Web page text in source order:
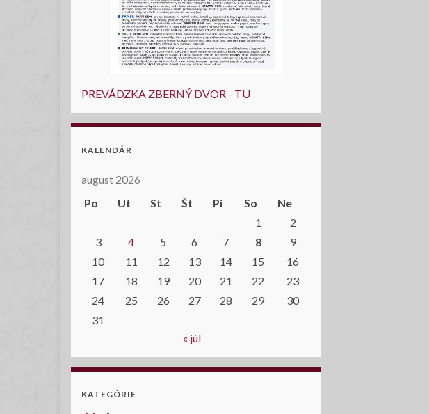
PREVÁDZKA ZBERNÝ DVOR - TU
KALENDÁR
august 2026
Po
Ut St Št Pi So
Ne
1
2
3
4 5 6 7 8
9
10
11 12 13 14 15
16
17
18 19 20 21 22
23
24
25 26 27 28 29
30
31
« júl
KATEGÓRIE